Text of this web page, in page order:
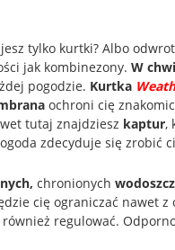
tylko kurtki? Albo
jak kombinezony. W
pogodzie. Kurtka
ochroni cię
tutaj znajdziesz kaptur,
zdecyduje się zrobić
chronionych
cię ograniczać nawet z
również regulować.